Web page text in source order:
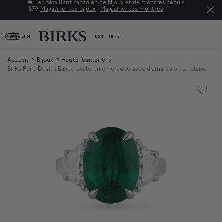
🍁 Fier détaillant canadien de bijoux et de montres depuis
1879. Magasiner les bijoux Magasiner les montres
0
Accueil Bijoux
Haute joaillerie
Birks Pure Desire Bague ovale en émeraude avec diamants en or blanc